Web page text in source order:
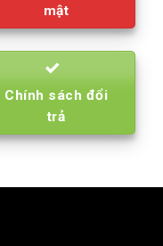
mật
Chính sách đổi
trả